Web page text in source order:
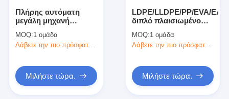
Πλήρης αυτόματη
μεγάλη μηχανή
στρώματα μεγέθους
με το ειδικό σχέδιο
MOQ:1 ομάδα
Λάβετε την πιο πρόσφατη τιμή
Μιλήστε τώρα.
LDPE/LLDPE/PP/EVA/EAA
διπλό πλαισιωμένο
στρώματα Laminator
ρόλων μηχανών
MOQ:1 ομάδα
Μιλήστε τώρα.